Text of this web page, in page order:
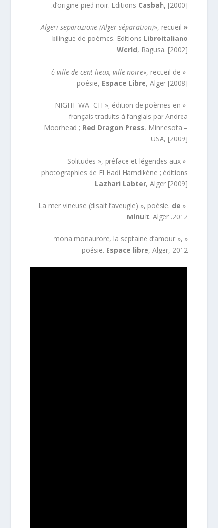
d’origine pied noir. EditionsCasbah,[2000].
«
Algeri separazione (Alger séparation)», recueil
bilingue de poèmes. EditionsLibroitaliano
World , Ragusa. [2002]
«
ô ville de cent lieux, ville noire», recueil de
poésie,Espace Libre , Alger [2008]
« NIGHT WATCH », édition de poèmes en
français traduits à l’anglais par Andréa
Moorhead ;Red Dragon Press , Minnesota –
USA, [2009]
« Solitudes », préface et légendes aux
photographies de El Hadi Hamdikène ; éditions
Lazhari Labter , Alger [2009]
« La mer vineuse (disait l’aveugle) », poésie.
de
Minuit . Alger .2012
« mona monaurore, la septaine d’amour »,
poésie.Espace libre , Alger, 2012